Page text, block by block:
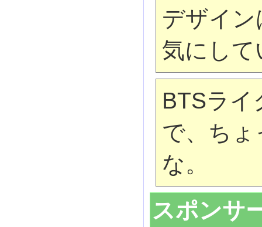
デザイ
気にし
BTSライ
で、ち
な。
スポンサ